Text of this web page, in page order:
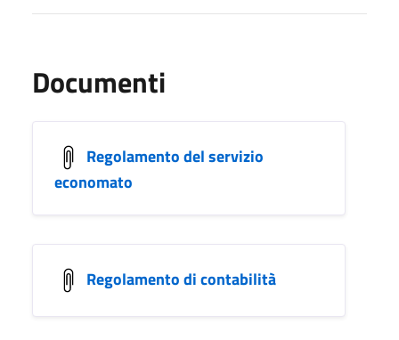
Documenti
Regolamento del servizio
economato
Regolamento di contabilità